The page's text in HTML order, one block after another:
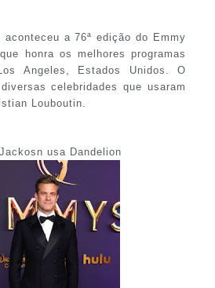
aconteceu a 76ª edição do Emmy
honra os melhores programas
Angeles, Estados Unidos. O
celebridades que usaram
Louboutin.
usa Dandelion